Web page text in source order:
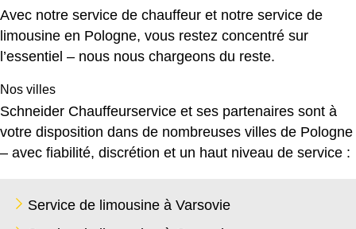
Avec notre service de chauffeur et notre service de
limousine en Pologne, vous restez concentré sur
l’essentiel – nous nous chargeons du reste.
Nos villes
Schneider Chauffeurservice et ses partenaires sont à
votre disposition dans de nombreuses villes de Pologne
– avec fiabilité, discrétion et un haut niveau de service :
Service de limousine à Varsovie